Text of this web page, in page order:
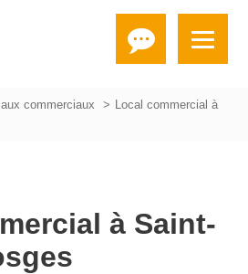
commerciaux
Local commercial à
à Saint-